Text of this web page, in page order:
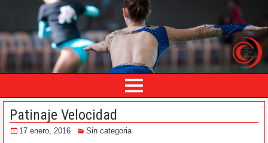
Patinaje Velocidad
17 enero, 2016 Sin categoria